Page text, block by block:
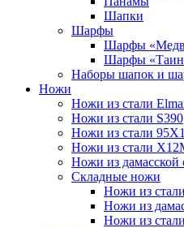
Шапки
Шарфы
Шарфы
Шарфы
Наборы шапок и
Ножи
Ножи из стали
Ножи из стали S390
Ножи из стали
Ножи из стали
Ножи из дамасской
Складные ножи
Ножи из
Ножи из
Ножи из